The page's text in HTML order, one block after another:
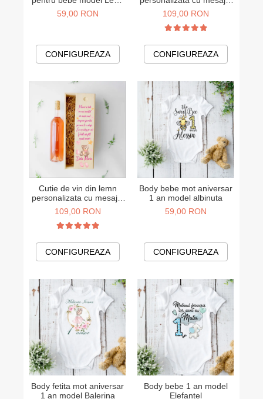
baietel
59,00 RON
CONFIGUREAZA
Vreti sa fiti nasii mei de
botez - model baietel
109,00 RON
CONFIGUREAZA
Cutie de vin din lemn
personalizata cu mesajul
Vreti sa fiti nasii mei de
botez - model fetita
109,00 RON
CONFIGUREAZA
Body bebe mot aniversar
1 an model albinuta
59,00 RON
CONFIGUREAZA
Body fetita mot aniversar
1 an model Balerina
Body bebe 1 an model
Elefantel